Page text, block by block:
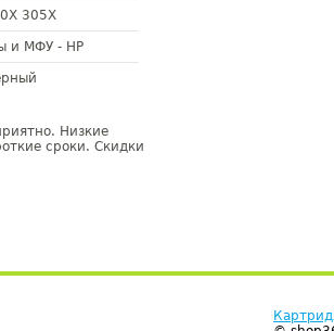
305X
и МФУ - HP
Низкие
сроки. Скидки